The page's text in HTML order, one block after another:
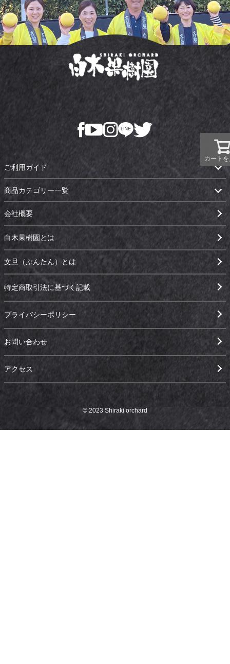
カート
ご利用ガイド
商品カテゴリー一覧
会社概要
白木果樹園とは
文旦（ぶんたん）とは
特定商取引法に基づく記載
プライバシーポリシー
お問い合わせ
アクセス
© 2023 Shiraki orchard